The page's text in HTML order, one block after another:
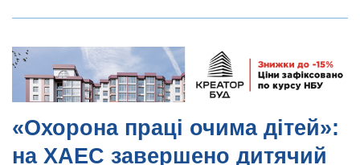
«Охорона праці очима дітей»:
на ХАЕС завершено дитячий